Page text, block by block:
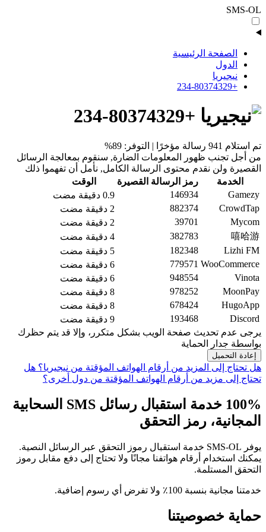
SMS-OL
الصفحة الرئيسية
الدول
نيجيريا
+234-80374329
+234-80374329
تم استلام 941 رسالة مؤخرًا | التوفر: 89%
من أجل تجنب ظهور المعلومات الضارة, سنقوم بمعالجة الرسائل
القصيرة ولن نقدم محتوى الرسالة الكامل, نأمل أن تفهموا ذلك
الخدمة
رمز الرسالة القصيرة
الوقت
Gamezy
146934
0.9 دقيقة مضت
CrowdTap
882374
2 دقيقة مضت
Mycom
39701
2 دقيقة مضت
嘻哈游
382783
4 دقيقة مضت
Lizhi FM
182348
5 دقيقة مضت
WooCommerce
779571
6 دقيقة مضت
Vinota
948554
6 دقيقة مضت
MoonPay
978252
8 دقيقة مضت
HugoApp
678424
8 دقيقة مضت
Discord
193468
9 دقيقة مضت
يرجى عدم تحديث صفحة الويب بشكل متكرر، وإلا قد يتم حظرك
بواسطة جدار الحماية
إعادة التحميل
هل تحتاج إلى المزيد من أرقام الهواتف المؤقتة من نيجيريا؟ هل
تحتاج إلى مزيد من أرقام الهواتف المؤقتة من دول أخرى؟
100% خدمة استقبال رسائل SMS السحابية
المجانية، رمز التحقق
يوفر SMS-OL خدمة استقبال رموز التحقق عبر الرسائل النصية.
يمكنك استخدام أرقام هواتفنا مجانًا ولا تحتاج إلى دفع مقابل رموز
التحقق المستلمة.
خدمتنا مجانية بنسبة 100٪ ولا تفرض أي رسوم إضافية.
حماية خصوصيتنا